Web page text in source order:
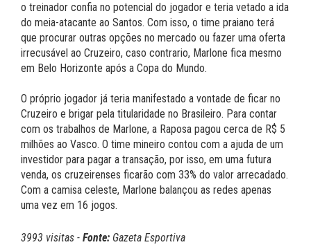
o treinador confia no potencial do jogador e teria vetado a ida
do meia-atacante ao Santos. Com isso, o time praiano terá
que procurar outras opções no mercado ou fazer uma oferta
irrecusável ao Cruzeiro, caso contrario, Marlone fica mesmo
em Belo Horizonte após a Copa do Mundo.
O próprio jogador já teria manifestado a vontade de ficar no
Cruzeiro e brigar pela titularidade no Brasileiro. Para contar
com os trabalhos de Marlone, a Raposa pagou cerca de R$ 5
milhões ao Vasco. O time mineiro contou com a ajuda de um
investidor para pagar a transação, por isso, em uma futura
venda, os cruzeirenses ficarão com 33% do valor arrecadado.
Com a camisa celeste, Marlone balançou as redes apenas
uma vez em 16 jogos.
3993 visitas - Fonte: Gazeta Esportiva